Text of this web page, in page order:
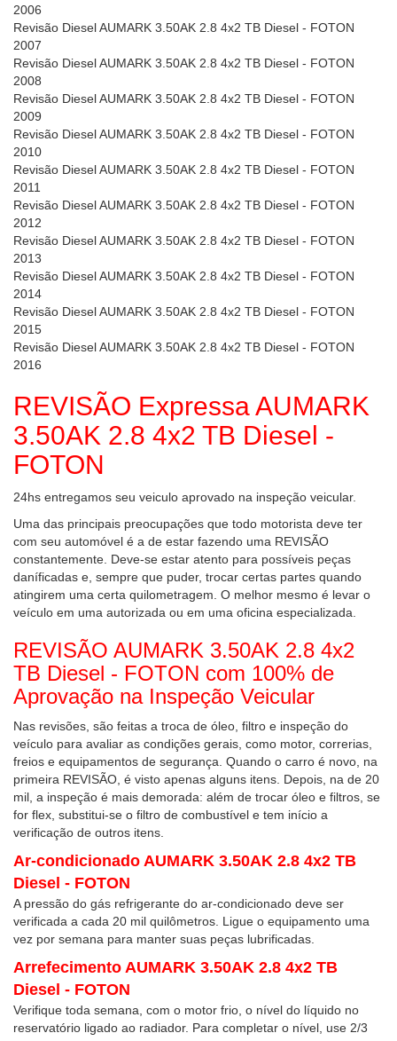
2006
Revisão Diesel AUMARK 3.50AK 2.8 4x2 TB Diesel - FOTON
2007
Revisão Diesel AUMARK 3.50AK 2.8 4x2 TB Diesel - FOTON
2008
Revisão Diesel AUMARK 3.50AK 2.8 4x2 TB Diesel - FOTON
2009
Revisão Diesel AUMARK 3.50AK 2.8 4x2 TB Diesel - FOTON
2010
Revisão Diesel AUMARK 3.50AK 2.8 4x2 TB Diesel - FOTON
2011
Revisão Diesel AUMARK 3.50AK 2.8 4x2 TB Diesel - FOTON
2012
Revisão Diesel AUMARK 3.50AK 2.8 4x2 TB Diesel - FOTON
2013
Revisão Diesel AUMARK 3.50AK 2.8 4x2 TB Diesel - FOTON
2014
Revisão Diesel AUMARK 3.50AK 2.8 4x2 TB Diesel - FOTON
2015
Revisão Diesel AUMARK 3.50AK 2.8 4x2 TB Diesel - FOTON
2016
REVISÃO Expressa AUMARK
3.50AK 2.8 4x2 TB Diesel -
FOTON
24hs entregamos seu veiculo aprovado na inspeção veicular.
Uma das principais preocupações que todo motorista deve ter
com seu automóvel é a de estar fazendo uma REVISÃO
constantemente. Deve-se estar atento para possíveis peças
daníficadas e, sempre que puder, trocar certas partes quando
atingirem uma certa quilometragem. O melhor mesmo é levar o
veículo em uma autorizada ou em uma oficina especializada.
REVISÃO AUMARK 3.50AK 2.8 4x2
TB Diesel - FOTON com 100% de
Aprovação na Inspeção Veicular
Nas revisões, são feitas a troca de óleo, filtro e inspeção do
veículo para avaliar as condições gerais, como motor, correrias,
freios e equipamentos de segurança. Quando o carro é novo, na
primeira REVISÃO, é visto apenas alguns itens. Depois, na de 20
mil, a inspeção é mais demorada: além de trocar óleo e filtros, se
for flex, substitui-se o filtro de combustível e tem início a
verificação de outros itens.
Ar-condicionado AUMARK 3.50AK 2.8 4x2 TB
Diesel - FOTON
A pressão do gás refrigerante do ar-condicionado deve ser
verificada a cada 20 mil quilômetros. Ligue o equipamento uma
vez por semana para manter suas peças lubrificadas.
Arrefecimento AUMARK 3.50AK 2.8 4x2 TB
Diesel - FOTON
Verifique toda semana, com o motor frio, o nível do líquido no
reservatório ligado ao radiador. Para completar o nível, use 2/3